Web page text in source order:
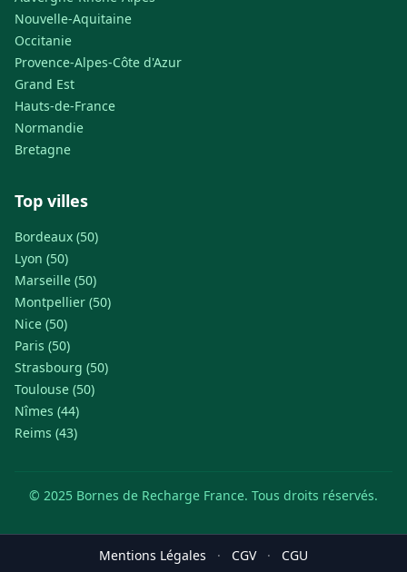
Nouvelle-Aquitaine
Occitanie
Provence-Alpes-Côte d'Azur
Grand Est
Hauts-de-France
Normandie
Bretagne
Top villes
Bordeaux (50)
Lyon (50)
Marseille (50)
Montpellier (50)
Nice (50)
Paris (50)
Strasbourg (50)
Toulouse (50)
Nîmes (44)
Reims (43)
© 2025 Bornes de Recharge France. Tous droits réservés.
Mentions Légales · CGV · CGU